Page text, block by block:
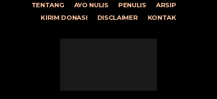
TENTANG AYO NULIS PENULIS
ARSIP
KIRIM DONASI
DISCLAIMER KONTAK